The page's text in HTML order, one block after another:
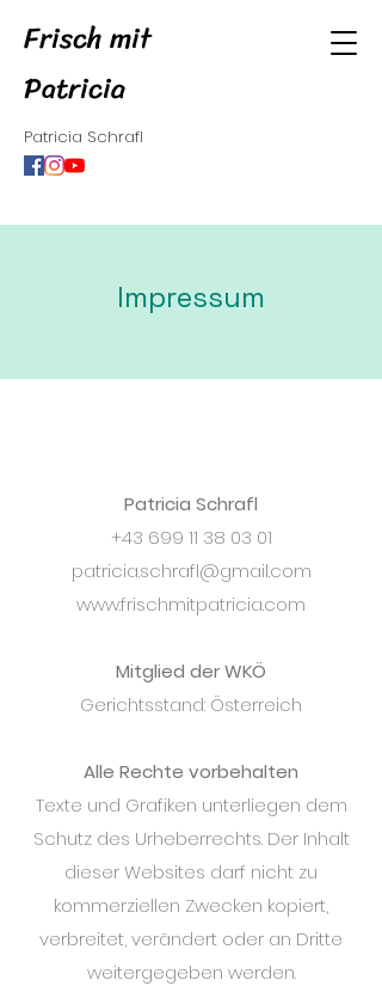
Patricia Schrafl
Frisch mit
Patricia
Impressum
Patricia Schrafl
+43 699 11 38 03 01
patricia.schrafl@gmail.com
www.frischmitpatricia.com
Mitglied der WKÖ
Gerichtsstand: Österreich
Alle Rechte vorbehalten
Texte und Grafiken unterliegen dem
Schutz des Urheberrechts. Der Inhalt
dieser Websites darf nicht zu
kommerziellen Zwecken kopiert,
verbreitet, verändert oder an Dritte
weitergegeben werden.